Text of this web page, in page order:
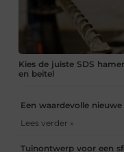
Kies de juiste SDS
en beitel
Een waardevolle
Lees verder »
Tuinontwerp voor een